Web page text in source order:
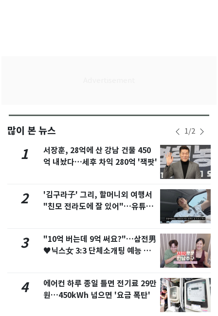
많이 본 뉴스 1/2
1
서장훈, 28억에 산 강남 건물 450
억 내놨다…세후 차익 280억 '잭팟'
2
'김구라子' 그리, 할머니외 여행서
"친모 전라도에 잘 있어"…유튜브
3
"10억 버는데 9억 써요?"…삼전男
♥닉스女 3:3 단체소개팅 예능 화
4
에어컨 하루 종일 틀면 전기료 29만
원…450kWh 넘으면 '요금 폭탄'